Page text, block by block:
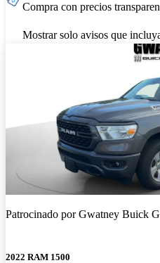
Compra con precios
Mostrar solo avisos que
Patrocinado porGwatney Buick
2022 RAM 1500